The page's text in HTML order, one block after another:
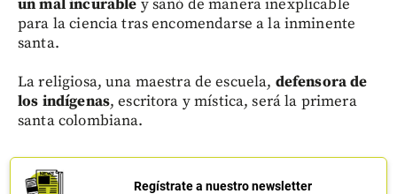
un mal incurable y sanó de manera inexplicable
para la ciencia tras encomendarse a la inminente
santa.
La religiosa, una maestra de escuela, defensora de
los indígenas, escritora y mística, será la primera
santa colombiana.
Regístrate a nuestro newsletter